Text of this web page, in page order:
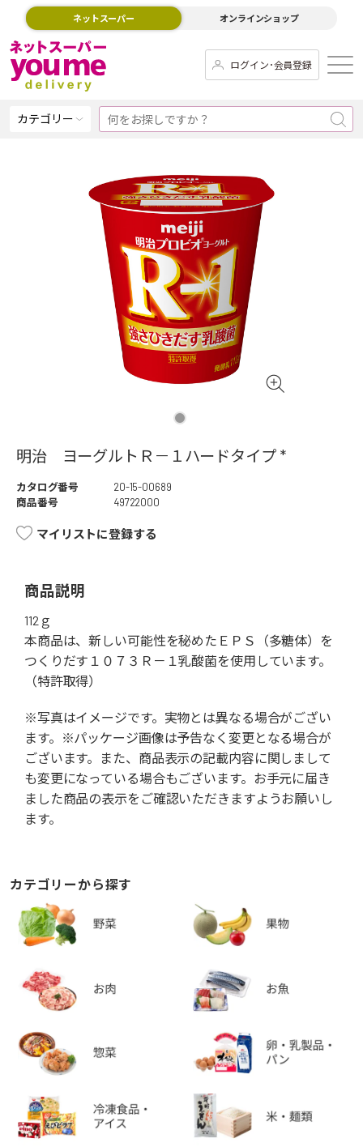
ネットスーパー オンラインショップ
ログイン･会員登録
カテゴリー
明治 ヨーグルトＲ－１ハードタイプ *
カタログ番号
20-15-00689
商品番号
49722000
マイリストに登録する
商品説明
112ｇ
本商品は、新しい可能性を秘めたＥＰＳ（多糖体）を
つくりだす１０７３Ｒ－１乳酸菌を使用しています。
（特許取得）
※写真はイメージです。実物とは異なる場合がござい
ます。※パッケージ画像は予告なく変更となる場合が
ございます。また、商品表示の記載内容に関しまして
も変更になっている場合もございます。お手元に届き
ました商品の表示をご確認いただきますようお願いし
ます。
カテゴリーから探す